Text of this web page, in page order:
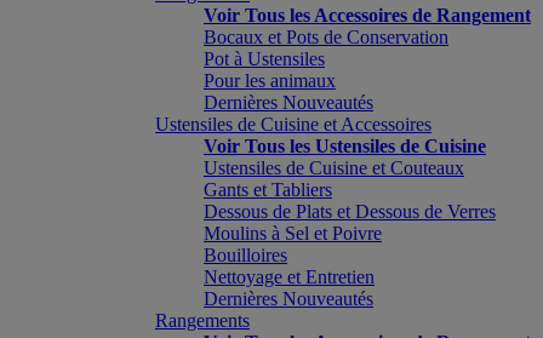
Voir Tous les Accessoires de Rangement
Bocaux et Pots de Conservation
Pot à Ustensiles
Pour les animaux
Dernières Nouveautés
Ustensiles de Cuisine et Accessoires
Voir Tous les Ustensiles de Cuisine
Ustensiles de Cuisine et Couteaux
Gants et Tabliers
Dessous de Plats et Dessous de Verres
Moulins à Sel et Poivre
Bouilloires
Nettoyage et Entretien
Dernières Nouveautés
Rangements